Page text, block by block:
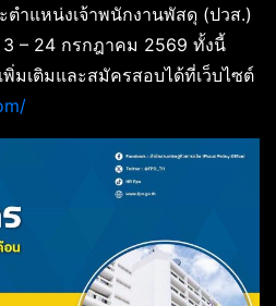
ตำแหน่งเจ้าพนักงานพัสดุ (ปวส.)
– 24 กรกฎาคม 2569 ทั้งนี้
พิ่มเติมและสมัครสอบได้ที่เว็บไซต์